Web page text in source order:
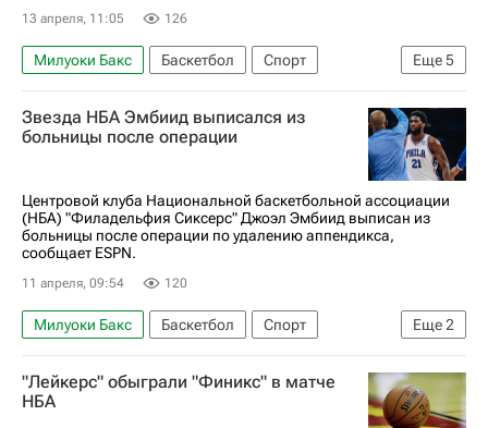
13 апреля, 11:05 126
Еще5
Милуоки Бакс Баскетбол
Спорт
Яннис Адетокунбо
Док Риверс
Бостон Селтикс
Орландо Мэджик
Звезда НБА Эмбиид выписался из
больницы после операции
Центровой клуба Национальной баскетбольной ассоциации
(НБА) "Филадельфия Сиксерс" Джоэл Эмбиид выписан из
больницы после операции по удалению аппендикса,
сообщает ESPN.
11 апреля, 09:54 120
Еще2
Милуоки Бакс Баскетбол
Спорт
Джоэл Эмбиид
НБА
"Лейкерс" обыграли "Финикс" в матче
НБА